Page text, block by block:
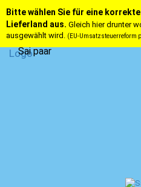
Bitte wählen Sie für eine
Lieferland aus. Gleich hier drunter
ausgewählt wird. (EU-Umsatzsteuerreform
Sai paar